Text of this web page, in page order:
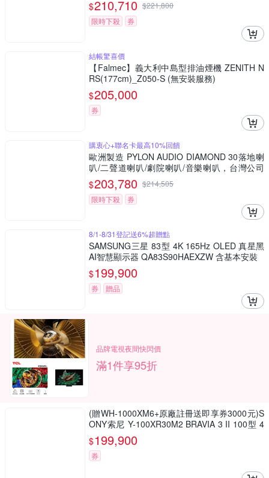
$210,710 $221,800
限時下殺
券
結帳驚喜價
【Falmec】義大利中島型排油煙機 ZENITH N
RS(177cm)_Z050-S (無安裝服務)
$205,000
券
購衷心+聯名卡最高10%回饋
歐洲製造 PYLON AUDIO DIAMOND 30落地喇
叭/二聲道喇叭/劇院喇叭/音樂喇叭，台灣公司
貨，一對二支
$203,780 $214,505
限時下殺
券
8/1-8/31登記送6%超贈點
SAMSUNG三星 83型 4K 165Hz OLED 真星黑
AI智慧顯示器 QA83S90HAEXZW 含基本安裝
$199,900
券 贈品
品牌電視夜間快閃價
滿1件享95折
(贈WH-1000XM6+原廠註冊送即享券3000元)S
ONY索尼 Y-100XR30M2 BRAVIA 3 II 100型 4
K Google TV顯示器
$199,900
券